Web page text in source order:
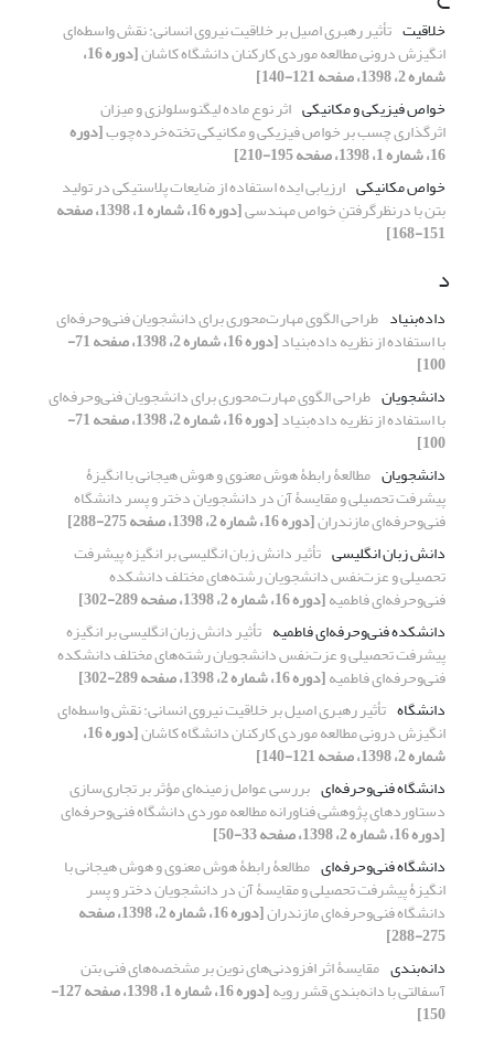
خلاقیت تأثیر رهبری اصیل بر خلاقیت نیروی انسانی: نقش واسطه‌ای
انگیزش درونی مطالعه موردی کارکنان دانشگاه کاشان [دوره 16،
شماره 2، 1398، صفحه 121-140]
خواص فیزیکی و مکانیکی اثر نوع ماده لیگنوسلولزی و میزان
اثرگذاری چسب بر خواص فیزیکی و مکانیکی تخته‌خرده‌چوب[دوره
16، شماره 1، 1398، صفحه 195-210]
خواص مکانیکی ارزیابی ایده استفاده از ضایعات پلاستیکی در تولید
بتن با درنظرگرفتنِ خواص مهندسی [دوره 16، شماره 1، 1398، صفحه
151-168]
د
داده‌بنیاد طراحی الگوی مهارت‌محوری برای دانشجویان فنی‌و‌حرفه‌ای
با استفاده از نظریه داده‌بنیاد [دوره 16، شماره 2، 1398، صفحه 71-
100]
دانشجویان طراحی الگوی مهارت‌محوری برای دانشجویان فنی‌و‌حرفه‌ای
با استفاده از نظریه داده‌بنیاد [دوره 16، شماره 2، 1398، صفحه 71-
100]
دانشجویان مطالعۀ رابطۀ هوش معنوی و هوش هیجانی با انگیزۀ
پیشرفت تحصیلی و مقایسۀ آن در دانشجویان دختر و پسر دانشگاه
فنی‌و‌حرفه‌ای مازندران[دوره 16، شماره 2، 1398، صفحه 275-288]
دانش زبان انگلیسی تأثیر دانش زبان انگلیسی بر انگیزه پیشرفت
تحصیلی و عزت‌نفس دانشجویان رشته‌های مختلف دانشکده
فنی‌و‌حرفه‌ای فاطمیه[دوره 16، شماره 2، 1398، صفحه 289-302]
دانشکده فنی‌و‌حرفه‌ای فاطمیه تأثیر دانش زبان انگلیسی بر انگیزه
پیشرفت تحصیلی و عزت‌نفس دانشجویان رشته‌های مختلف دانشکده
فنی‌و‌حرفه‌ای فاطمیه[دوره 16، شماره 2، 1398، صفحه 289-302]
دانشگاه تأثیر رهبری اصیل بر خلاقیت نیروی انسانی: نقش واسطه‌ای
انگیزش درونی مطالعه موردی کارکنان دانشگاه کاشان [دوره 16،
شماره 2، 1398، صفحه 121-140]
دانشگاه فنی‌و‌حرفه‌ای بررسی عوامل زمینه‌ای مؤثر بر تجاری‌سازی
دستاوردهای پژوهشی فناورانه مطالعه موردی دانشگاه فنی‌و‌حرفه‌ای
[دوره 16، شماره 2، 1398، صفحه 33-50]
دانشگاه فنی‌و‌حرفه‌ای مطالعۀ رابطۀ هوش معنوی و هوش هیجانی با
انگیزۀ پیشرفت تحصیلی و مقایسۀ آن در دانشجویان دختر و پسر
دانشگاه فنی‌و‌حرفه‌ای مازندران [دوره 16، شماره 2، 1398، صفحه
275-288]
دانه‌بندی مقایسۀ اثر افزودنی‌های نوین بر مشخصه‌های فنی بتن
آسفالتی با دانه‌بندی قشر رویه [دوره 16، شماره 1، 1398، صفحه 127-
150]